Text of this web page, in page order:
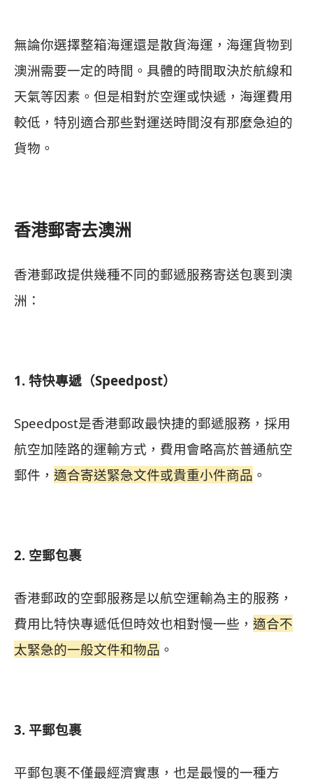
無論你選擇整箱海運還是散貨海運，海運貨物到
澳洲需要一定的時間。具體的時間取決於航線和
天氣等因素。但是相對於空運或快遞，海運費用
較低，特別適合那些對運送時間沒有那麼急迫的
貨物。
香港郵寄去澳洲
香港郵政提供幾種不同的郵遞服務寄送包裹到澳
洲：
1. 特快專遞（Speedpost）
Speedpost是香港郵政最快捷的郵遞服務，採用
航空加陸路的運輸方式，費用會略高於普通航空
郵件， 適合寄送緊急文件或貴重小件商品 。
2. 空郵包裹
香港郵政的空郵服務是以航空運輸為主的服務，
費用比特快專遞低但時效也相對慢一些， 適合不
太緊急的一般文件和物品 。
3. 平郵包裹
平郵包裹不僅最經濟實惠，也是最慢的一種方